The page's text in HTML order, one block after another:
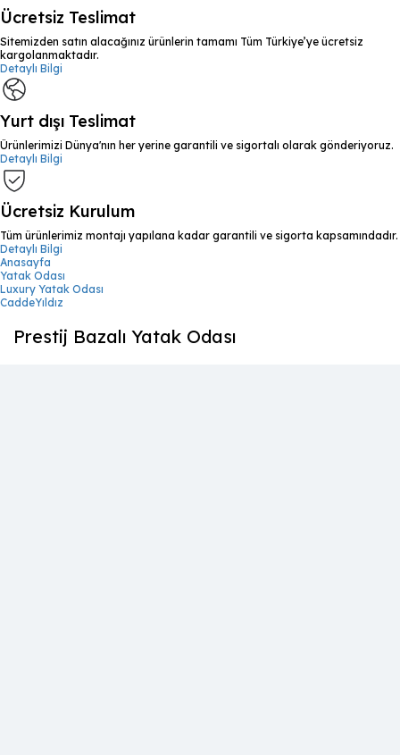
Ücretsiz Teslimat
Sitemizden satın alacağınız ürünlerin tamamı Tüm Türkiye’ye ücretsiz
kargolanmaktadır.
Detaylı Bilgi
Yurt dışı Teslimat
Ürünlerimizi Dünya'nın her yerine garantili ve sigortalı olarak gönderiyoruz.
Detaylı Bilgi
Ücretsiz Kurulum
Tüm ürünlerimiz montajı yapılana kadar garantili ve sigorta kapsamındadır.
Detaylı Bilgi
Anasayfa
Yatak Odası
Luxury Yatak Odası
CaddeYıldız
Prestij Bazalı Yatak Odası